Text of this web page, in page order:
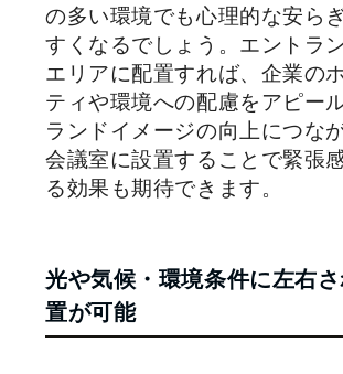
の多い環境でも心理的な安ら
すくなるでしょう。エントラ
エリアに配置すれば、企業の
ティや環境への配慮をアピー
ランドイメージの向上につな
会議室に設置することで緊張
る効果も期待できます。
光や気候・環境条件に左右
置が可能